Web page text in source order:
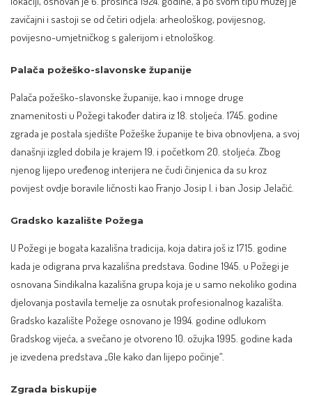
zavičajni i sastoji se od četiri odjela: arheološkog, povijesnog,
povijesno-umjetničkog s galerijom i etnološkog.
Palača požeško-slavonske županije
Palača požeško-slavonske županije, kao i mnoge druge
znamenitosti u Požegi također datira iz 18. stoljeća. 1745. godine
zgrada je postala sjedište Požeške županije te biva obnovljena, a svoj
današnji izgled dobila je krajem 19. i početkom 20. stoljeća. Zbog
njenog lijepo uređenog interijera ne čudi činjenica da su kroz
povijest ovdje boravile ličnosti kao Franjo Josip I. i ban Josip Jelačić.
Gradsko kazalište Požega
U Požegi je bogata kazališna tradicija, koja datira još iz 1715. godine
kada je odigrana prva kazališna predstava. Godine 1945. u Požegi je
osnovana Sindikalna kazališna grupa koja je u samo nekoliko godina
djelovanja postavila temelje za osnutak profesionalnog kazališta.
Gradsko kazalište Požege osnovano je 1994. godine odlukom
Gradskog vijeća, a svečano je otvoreno 10. ožujka 1995. godine kada
je izvedena predstava „Gle kako dan lijepo počinje“.
Zgrada biskupije